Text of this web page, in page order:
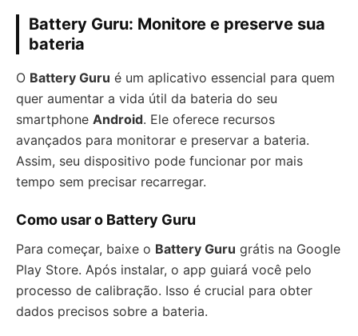
Battery Guru: Monitore e preserve sua
bateria
O Battery Guru é um aplicativo essencial para quem
quer aumentar a vida útil da bateria do seu
smartphone Android. Ele oferece recursos
avançados para monitorar e preservar a bateria.
Assim, seu dispositivo pode funcionar por mais
tempo sem precisar recarregar.
Como usar o Battery Guru
Para começar, baixe o Battery Guru grátis na Google
Play Store. Após instalar, o app guiará você pelo
processo de calibração. Isso é crucial para obter
dados precisos sobre a bateria.